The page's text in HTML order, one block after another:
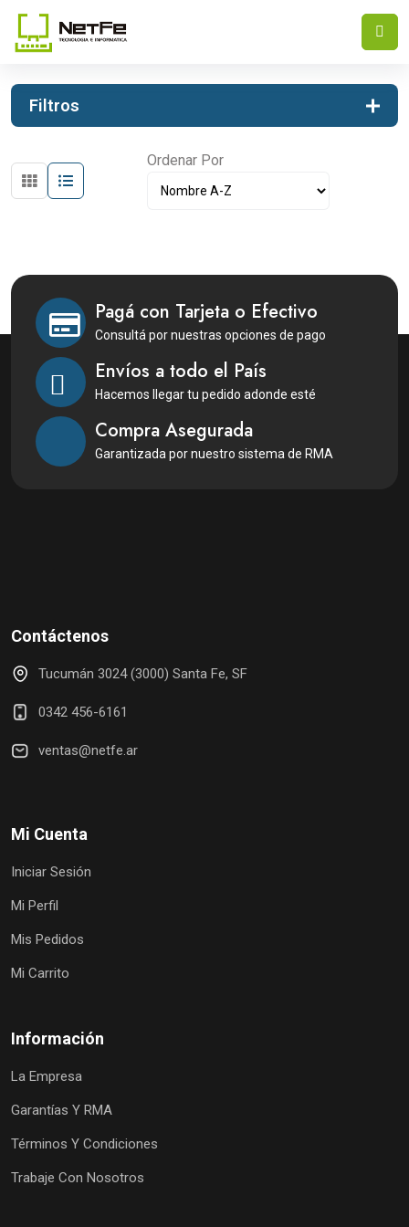
INICIOSEGURIDAD
Filtros
Ordenar Por
Pagá con Tarjeta o Efectivo
Consultá por nuestras opciones de pago
Envíos a todo el País
Hacemos llegar tu pedido adonde esté
Compra Asegurada
Garantizada por nuestro sistema de RMA
Contáctenos
Tucumán 3024 (3000) Santa Fe, SF
0342 456-6161
ventas@netfe.ar
Mi Cuenta
Iniciar Sesión
Mi Perfil
Mis Pedidos
Mi Carrito
Información
La Empresa
Garantías Y RMA
Términos Y Condiciones
Trabaje Con Nosotros